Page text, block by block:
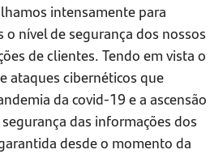
intensamente para
o nível de segurança dos nossos
de clientes. Tendo em vista o
ataques cibernéticos que
da covid-19 e a ascensão
das informações dos
desde o momento da